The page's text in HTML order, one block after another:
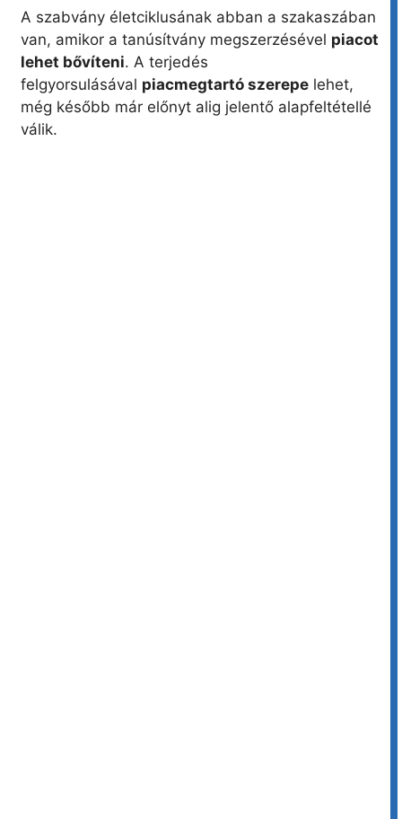
A szabvány életciklusának abban a szakaszában
van, amikor a tanúsítvány megszerzésével piacot
lehet bővíteni. A terjedés
felgyorsulásával piacmegtartó szerepe lehet,
még később már előnyt alig jelentő alapfeltétellé
válik.